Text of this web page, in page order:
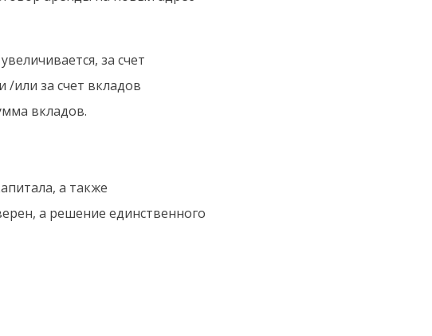
за счет
/или за счет вкладов
вкладов.
а также
а решение единственного